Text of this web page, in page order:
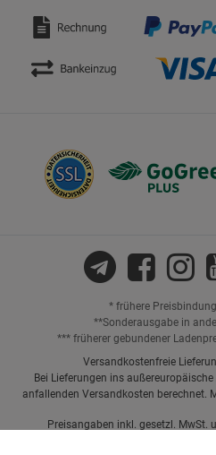
* frühere
**Sonderausgabe in
*** früherer gebundener
Versandkostenfreie
Bei Lieferungen ins
anfallenden Versandkosten berechnet.
Preisangaben inkl. gesetzl. MwSt.